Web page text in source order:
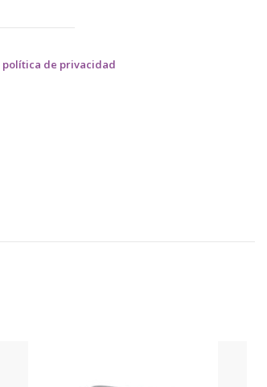
política de privacidad